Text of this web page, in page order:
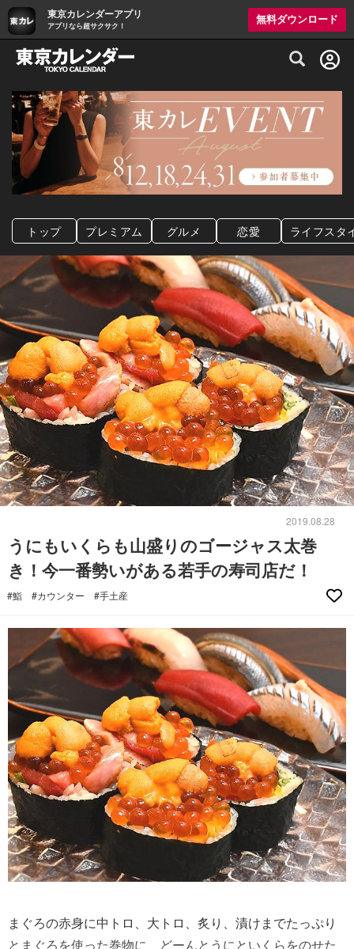
東京カレンダーアプリ
アプリなら超サクサク！
無料ダウンロード
グルメ情報・プレミアムレストラン予約
トップ プレミアム グルメ 恋愛 ライフスタ
2019.08.28
うにもいくらも山盛りのゴージャス太巻
き！今一番勢いがある若手の寿司店だ！
#鮨 #カウンター #手土産
まぐろの赤身に中トロ、大トロ、炙り、漬けまでたっぷり
とまぐろを使った巻物に、どーんとうにといくらをのせた